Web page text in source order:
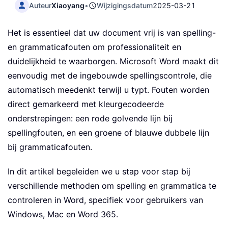
AuteurXiaoyang• Wijzigingsdatum2025-03-21
Het is essentieel dat uw document vrij is van spelling-
en grammaticafouten om professionaliteit en
duidelijkheid te waarborgen. Microsoft Word maakt dit
eenvoudig met de ingebouwde spellingscontrole, die
automatisch meedenkt terwijl u typt. Fouten worden
direct gemarkeerd met kleurgecodeerde
onderstrepingen: een rode golvende lijn bij
spellingfouten, en een groene of blauwe dubbele lijn
bij grammaticafouten.
In dit artikel begeleiden we u stap voor stap bij
verschillende methoden om spelling en grammatica te
controleren in Word, specifiek voor gebruikers van
Windows, Mac en Word 365.